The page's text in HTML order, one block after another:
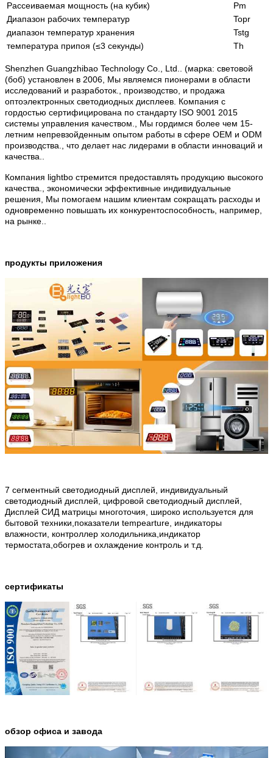
Рассеиваемая мощность (на кубик)
Pm
Диапазон рабочих температур
Topr
диапазон температур хранения
Tstg
температура припоя (≤3 секунды)
Th
Shenzhen Guangzhibao Technology Co., Ltd.. (марка: световой
(боб) установлен в 2006, Мы являемся пионерами в области
исследований и разработок., производство, и продажа
оптоэлектронных светодиодных дисплеев. Компания с
гордостью сертифицирована по стандарту ISO 9001 2015
системы управления качеством., Мы гордимся более чем 15-
летним непревзойденным опытом работы в сфере OEM и ODM
производства., что делает нас лидерами в области инноваций и
качества..
Компания lightbo стремится предоставлять продукцию высокого
качества., экономически эффективные индивидуальные
решения, Мы помогаем нашим клиентам сокращать расходы и
одновременно повышать их конкурентоспособность, например,
на рынке..
продукты приложения
7 сегментный светодиодный дисплей, индивидуальный
светодиодный дисплей, цифровой светодиодный дисплей,
Дисплей СИД матрицы многоточия, широко используется для
бытовой техники,показатели tempearture, индикаторы
влажности, контроллер холодильника,индикатор
термостата,обогрев и охлаждение контроль и т.д.
сертификаты
обзор офиса и завода